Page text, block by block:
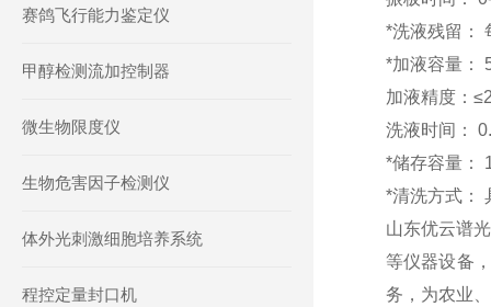
*洗液残留：
*加液容量：
加液精度：
洗液时间：
*储存容量：
*清洗方式：
山东优云谱
等仪器设备
务，为农业
赛鸽飞行能力鉴定仪
甲醇检测流加控制器
微生物限度仪
生物危害因子检测仪
体外光刺激细胞培养系统
程控定量封口机